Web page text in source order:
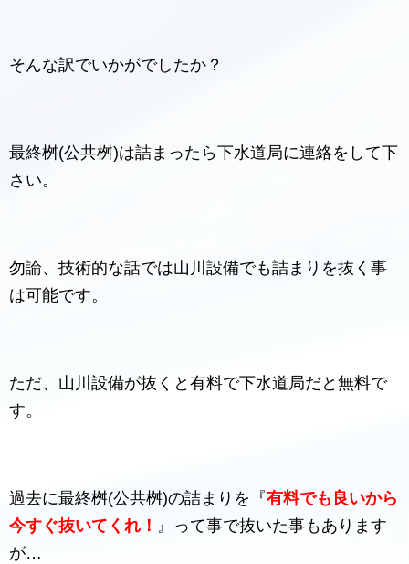
そんな訳でいかがでしたか？
最終桝(公共桝)は詰まったら下水道局に連絡をして下
さい。
勿論、技術的な話では山川設備でも詰まりを抜く事
は可能です。
ただ、山川設備が抜くと有料で下水道局だと無料で
す。
過去に最終桝(公共桝)の詰まりを『有料でも良いから
今すぐ抜いてくれ！ 』って事で抜いた事もあります
が…